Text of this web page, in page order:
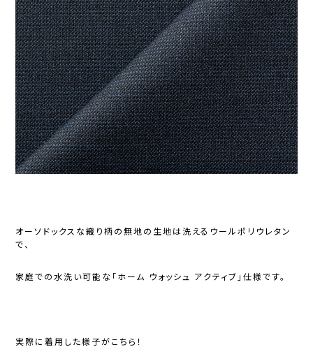
オーソドックスな織り柄の無地の生地は洗えるウールポリウレタン
で、
家庭での水洗い可能な「ホーム ウォッシュ アクティブ」仕様です。
実際に着用した様子がこちら！